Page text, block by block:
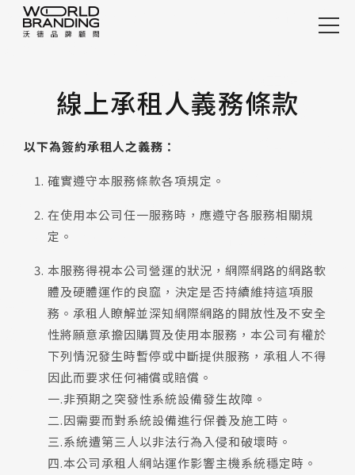
精選案例
服務項目
關於沃德
加入沃德
快速諮詢
線上諮詢
本服務基於網際網路的公開性，僅接受符合中華
頁內容及透過本公司的主機連結到主機以外的網
頁連結的修改及刪除的權利，包括承租人上載或
以任何媒體形式(但不受此限)委託本公司設定之
網頁內容及連結。網頁內容之適當性及合法性。
凡網頁內容經本公司判定不適當或是不合法時，
本公司有權立即暫停或是終止承租人的服務。承
租人因違反此項規定而被停用本服務或是取消帳
號，承租人均不得向本公司申請退費或賠償。因
承租人違反此項規定而造成本公司的任何損失，
本公司保留法律追訴權。
線上承租人義務條款
以下為簽約承租人之義務：
確實遵守本服務條款各項規定。
在使用本公司任一服務時，應遵守各服務相關規
定。
本服務得視本公司營運的狀況，網際網路的網路軟
體及硬體運作的良窳，決定是否持續維持這項服
務。承租人瞭解並深知網際網路的開放性及不安全
性將願意承擔因購買及使用本服務，本公司有權於
下列情況發生時暫停或中斷提供服務，承租人不得
因此而要求任何補償或賠償。
一.非預期之突發性系統設備發生故障。
二.因需要而對系統設備進行保養及施工時。
三.系統遭第三人以非法行為入侵和破壞時。
四.本公司承租人網站運作影響主機系統穩定時。